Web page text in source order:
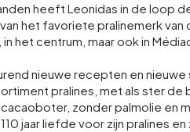
heeft Leonidas in de loop
het favoriete pralinemerk van
het centrum, maar ook in
nieuwe recepten en
pralines, met als ster de
zonder palmolie en
jaar liefde voor zijn pralines en